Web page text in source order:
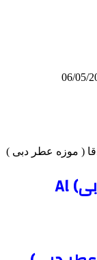
06/05/
( موزه عطر دبی )
موزه آل شیندقا (موزه عطر دبی) Al